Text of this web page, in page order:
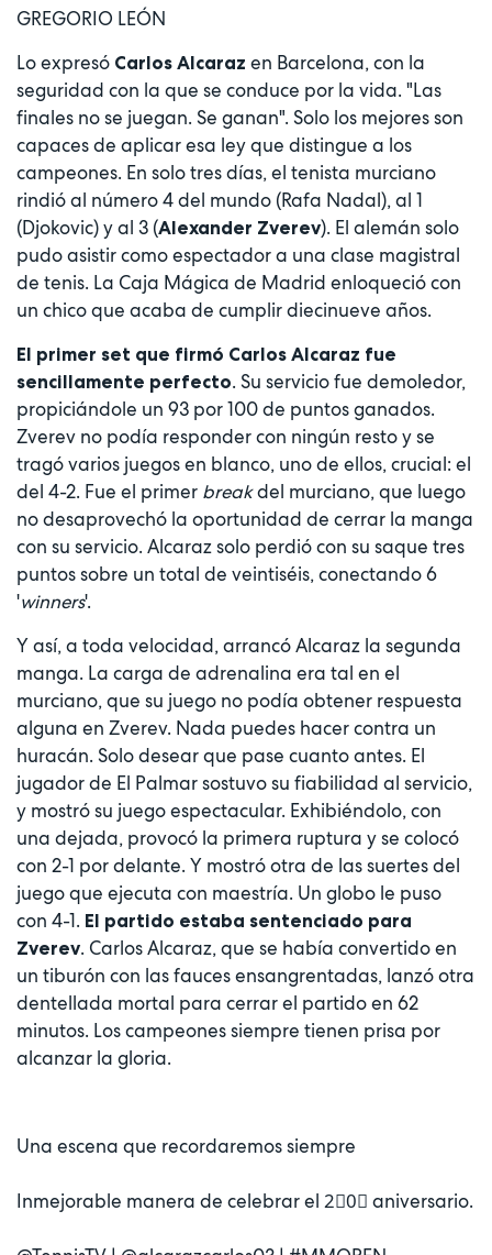
GREGORIO LEÓN
Lo expresó Carlos Alcaraz en Barcelona, con la
seguridad con la que se conduce por la vida. "Las
finales no se juegan. Se ganan". Solo los mejores son
capaces de aplicar esa ley que distingue a los
campeones. En solo tres días, el tenista murciano
rindió al número 4 del mundo (Rafa Nadal), al 1
(Djokovic) y al 3 (Alexander Zverev). El alemán solo
pudo asistir como espectador a una clase magistral
de tenis. La Caja Mágica de Madrid enloqueció con
un chico que acaba de cumplir diecinueve años.
El primer set que firmó Carlos Alcaraz fue
sencillamente perfecto. Su servicio fue demoledor,
propiciándole un 93 por 100 de puntos ganados.
Zverev no podía responder con ningún resto y se
tragó varios juegos en blanco, uno de ellos, crucial: el
del 4-2. Fue el primer breakdel murciano, que luego
no desaprovechó la oportunidad de cerrar la manga
con su servicio. Alcaraz solo perdió con su saque tres
puntos sobre un total de veintiséis, conectando 6
'winners'.
Y así, a toda velocidad, arrancó Alcaraz la segunda
manga. La carga de adrenalina era tal en el
murciano, que su juego no podía obtener respuesta
alguna en Zverev. Nada puedes hacer contra un
huracán. Solo desear que pase cuanto antes. El
jugador de El Palmar sostuvo su fiabilidad al servicio,
y mostró su juego espectacular. Exhibiéndolo, con
una dejada, provocó la primera ruptura y se colocó
con 2-1 por delante. Y mostró otra de las suertes del
juego que ejecuta con maestría. Un globo le puso
con 4-1. El partido estaba sentenciado para
Zverev. Carlos Alcaraz, que se había convertido en
un tiburón con las fauces ensangrentadas, lanzó otra
dentellada mortal para cerrar el partido en 62
minutos. Los campeones siempre tienen prisa por
alcanzar la gloria.
Una escena que recordaremos siempre
Inmejorable manera de celebrar el 2⃣0⃣ aniversario.